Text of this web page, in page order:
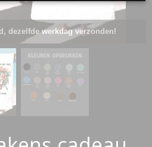
dezelfde werkdag verzonden!